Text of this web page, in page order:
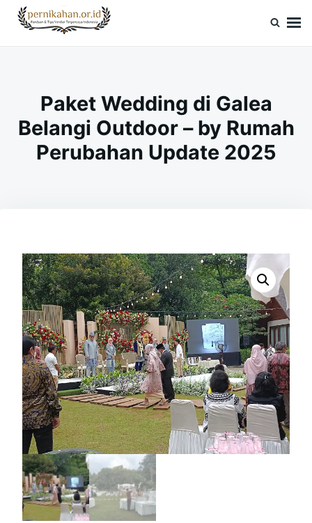
SkipSearch
for:
Paket Wedding di Galea
Belangi Outdoor – by Rumah
Perubahan Update 2025